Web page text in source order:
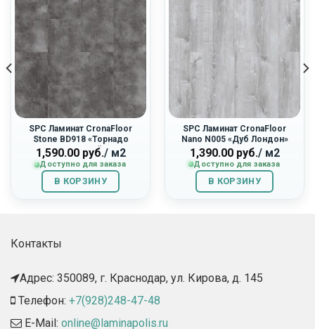
SPC Ламинат CronaFloor
Stone BD918 «Торнадо
Дымчатый»
1,590.00руб./ м2
Доступно для заказа
В КОРЗИНУ
SPC Ламинат CronaFloor
Nano N005 «Дуб Лондон»
1,390.00руб./ м2
Доступно для заказа
В КОРЗИНУ
Контакты
Адрес: 350089, г. Краснодар, ул. Кирова, д. 145​
Телефон: +7(928)248-47-48
E-Mail: online@laminapolis.ru